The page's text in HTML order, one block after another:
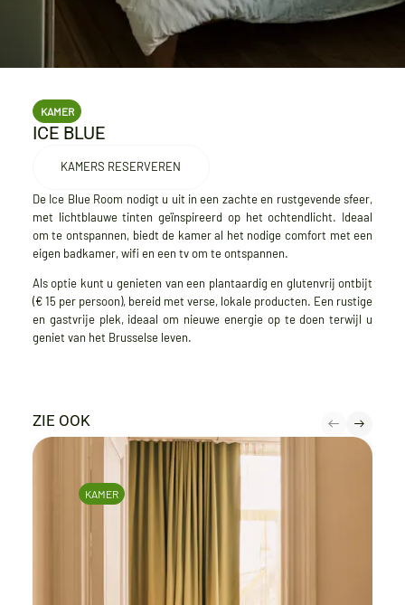
KAMER
ICE BLUE
KAMERS RESERVEREN
De Ice Blue Room nodigt u uit in een zachte en rustgevende sfeer,
met lichtblauwe tinten geïnspireerd op het ochtendlicht. Ideaal
om te ontspannen, biedt de kamer al het nodige comfort met een
eigen badkamer, wifi en een tv om te ontspannen.
Als optie kunt u genieten van een plantaardig en glutenvrij ontbijt
(€ 15 per persoon), bereid met verse, lokale producten. Een rustige
en gastvrije plek, ideaal om nieuwe energie op te doen terwijl u
geniet van het Brusselse leven.
ZIE OOK
KAMER